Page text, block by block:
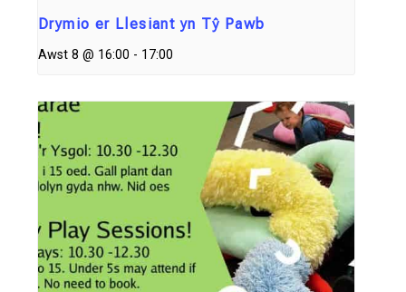
Drymio er Llesiant yn Tŷ Pawb
Awst 8 @ 16:00 - 17:00